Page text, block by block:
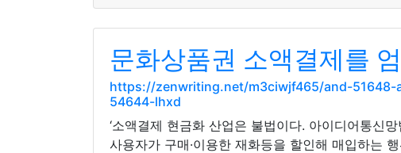
문화상품권 소액결제를
https://zenwriting.net/m3ciwjf465/and-
54644-lhxd
‘소액결제 현금화 산업은 불법이다. 아이디어통신
사용자가 구매·이용한 재화등을 할인해 매입하는